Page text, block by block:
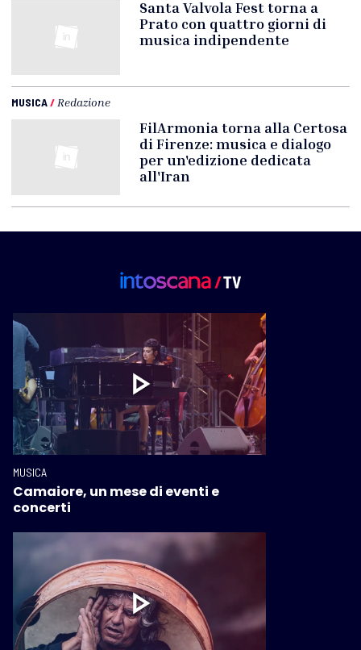
Santa Valvola Fest torna a
Prato con quattro giorni di
musica indipendente
MUSICA/ Redazione
FilArmonia torna alla Certosa
di Firenze: musica e dialogo
per un'edizione dedicata
all'Iran
MUSICA
Camaiore, un mese di eventi e
concerti